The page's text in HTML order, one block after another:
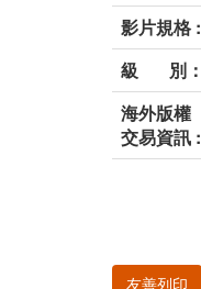
影片規格 :
級 別：
海外版權
交易資訊 :
友善列印